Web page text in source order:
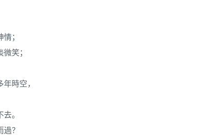
；
笑；
時空，
。
？